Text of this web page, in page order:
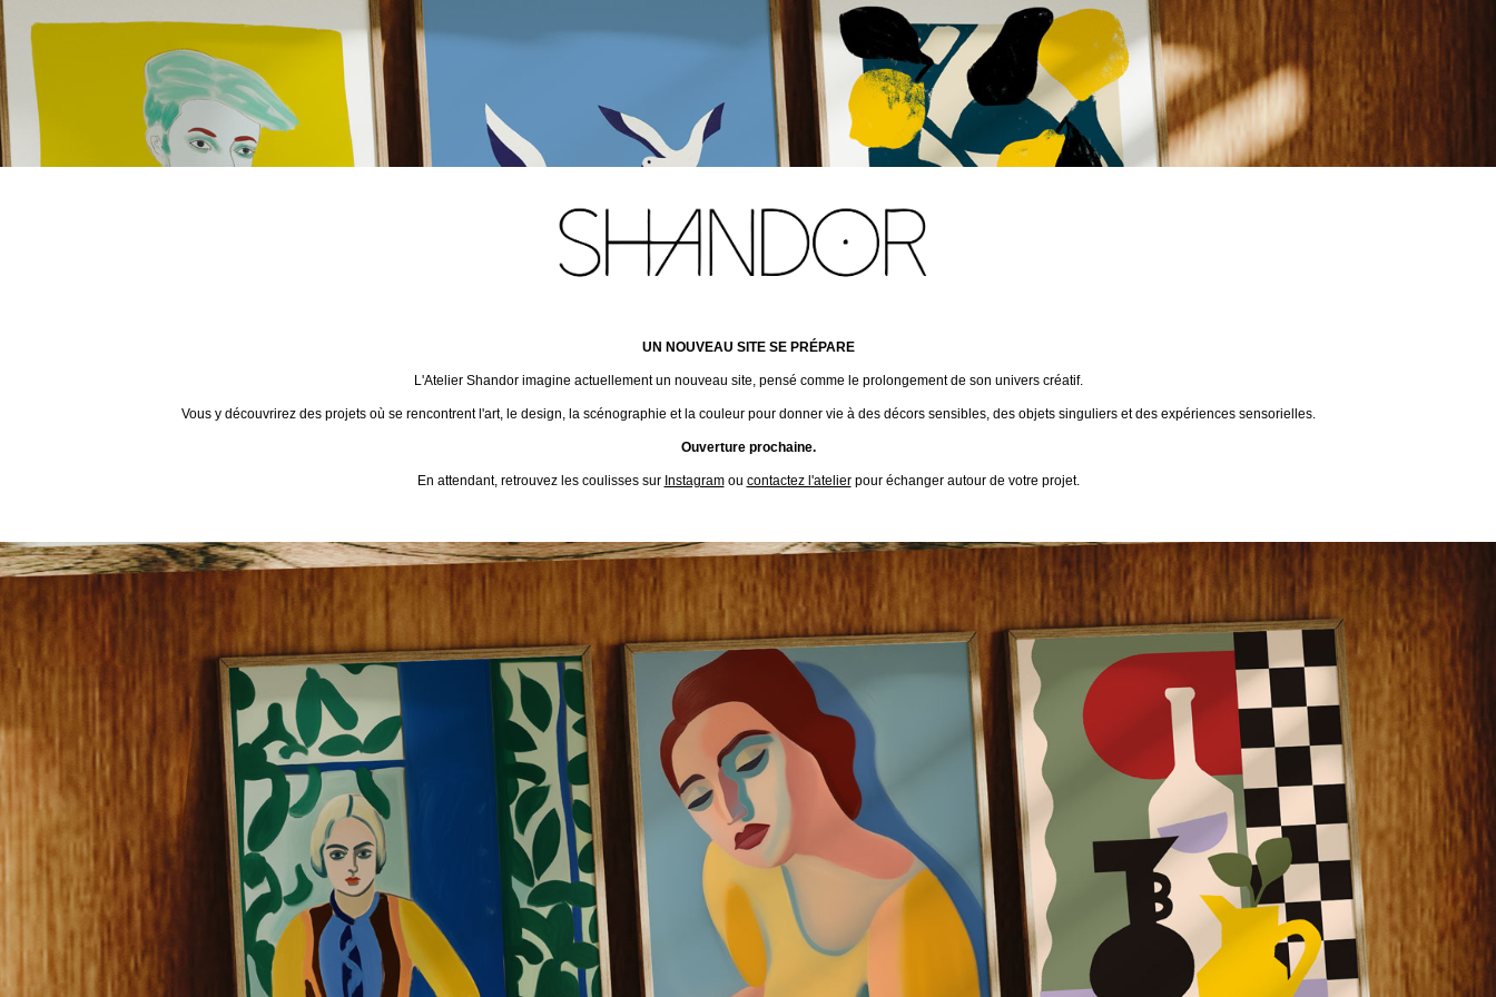
UN NOUVEAU SITE SE PRÉPARE
L'Atelier Shandor imagine actuellement un nouveau site, pensé comme le prolongement de son univers créatif.
Vous y découvrirez des projets où se rencontrent l'art, le design, la scénographie et la couleur pour donner vie à des décors sensibles, des objets singuliers et des expériences sensorielles.
Ouverture prochaine.
En attendant, retrouvez les coulisses sur Instagramou contactez l'atelierpour échanger autour de votre projet.